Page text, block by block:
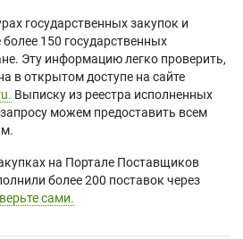
государственных закупок и
150 государственных
Эту информацию легко проверить,
в открытом доступе на сайте
Выписку из реестра исполненных
можем предоставить всем
на Портале Поставщиков
более 200 поставок через
сами.